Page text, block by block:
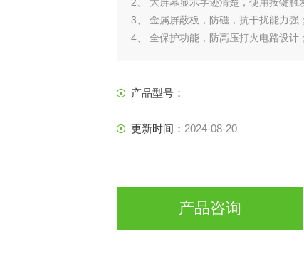
3、 金属屏蔽板，防磁，抗干扰能力强；
4、 全保护功能，防高压打火电路设计；
产品型号：
更新时间： 2024-08-20
产品咨询